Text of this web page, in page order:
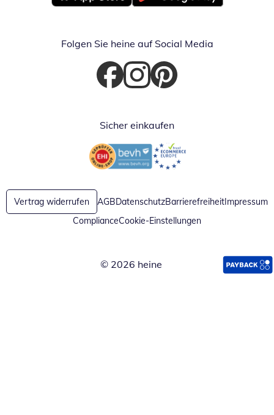
Öffnet in neuem FensterÖffnet in neuem Fenster
Folgen Sie heine auf Social Media
Öffnet in neuem Fenster
Öffnet in neuem Fenster
Öffnet in neuem Fenster
Sicher einkaufen
Öffnet in neuem FensterÖffnet in neuem Fenster
Vertrag widerrufen AGBDatenschutzBarrierefreiheitImpressum
ComplianceCookie-Einstellungen
© 2026 heine